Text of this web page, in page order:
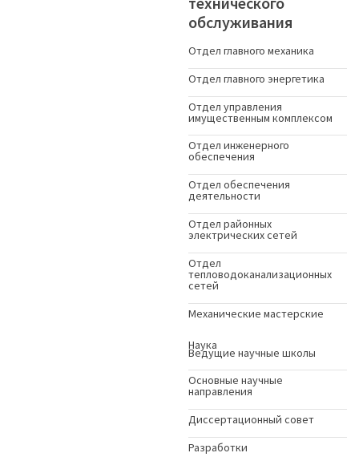
обслуживания
Отдел главного механика
Отдел главного энергетика
Отдел управления
имущественным комплексом
Отдел инженерного
обеспечения
Отдел обеспечения
деятельности
Отдел районных
электрических сетей
Отдел
тепловодоканализационных
сетей
Механические мастерские
Наука
Ведущие научные школы
Основные научные
направления
Диссертационный совет
Разработки